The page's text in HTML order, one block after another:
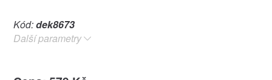
Kód:dek8673
Další parametry